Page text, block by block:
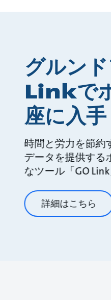
グルン
Linkで
座に入手
時間と労力を節約
データを提供する
なツール「GO
詳細はこちら